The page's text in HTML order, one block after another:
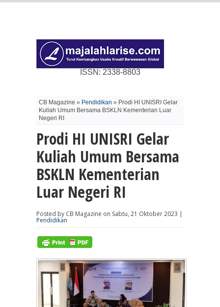
ISSN: 2338-8803
CB Magazine » Pendidikan » Prodi HI UNISRI Gelar
Kuliah Umum Bersama BSKLN Kementerian Luar
Negeri RI
Prodi HI UNISRI Gelar
Kuliah Umum Bersama
BSKLN Kementerian
Luar Negeri RI
Posted by CB Magazine on Sabtu, 21 Oktober 2023 |
Pendidikan